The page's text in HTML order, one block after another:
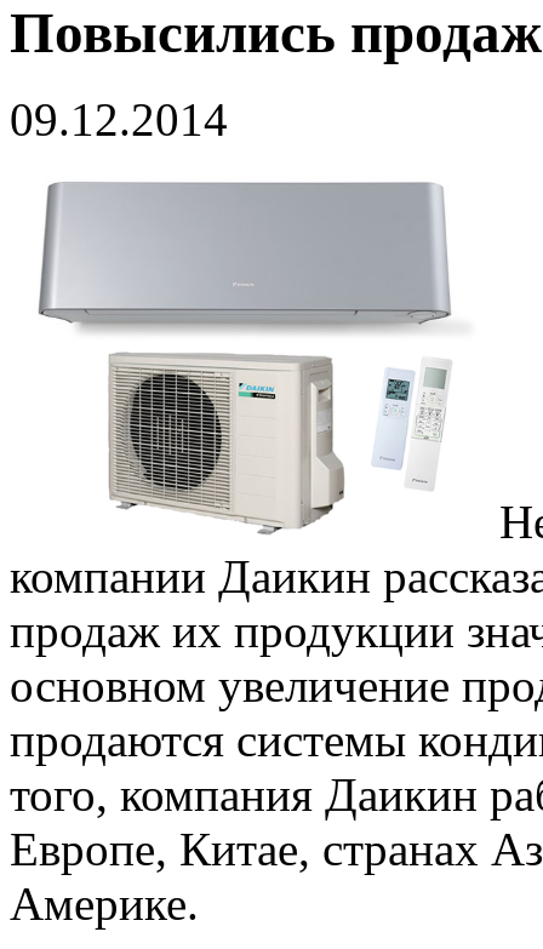
Повысились
09.12.2014
компании Даикин
продаж их продукции
основном увеличение
продаются системы
того, компания Даикин
Европе, Китае, странах
Америке.